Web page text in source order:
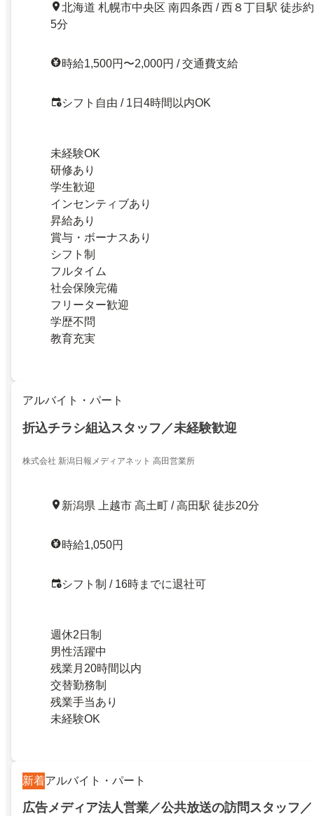
北海道 札幌市中央区 南四条西 / 西８丁目駅 徒歩約
5分
時給1,500円〜2,000円 / 交通費支給
シフト自由 / 1日4時間以内OK
未経験OK
研修あり
学生歓迎
インセンティブあり
昇給あり
賞与・ボーナスあり
シフト制
フルタイム
社会保険完備
フリーター歓迎
学歴不問
教育充実
アルバイト・パート
折込チラシ組込スタッフ／未経験歓迎
株式会社 新潟日報メディアネット 高田営業所
新潟県 上越市 高土町 / 高田駅 徒歩20分
時給1,050円
シフト制 / 16時までに退社可
週休2日制
男性活躍中
残業月20時間以内
交替勤務制
残業手当あり
未経験OK
新着アルバイト・パート
広告メディア法人営業／公共放送の訪問スタッフ